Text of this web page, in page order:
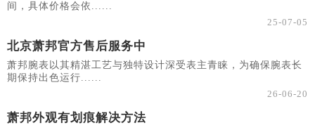
间，具体价格会依......
25-07-05
北京萧邦官方售后服务中
萧邦腕表以其精湛工艺与独特设计深受表主青睐，为确保腕表长
期保持出色运行......
26-06-20
萧邦外观有划痕解决方法